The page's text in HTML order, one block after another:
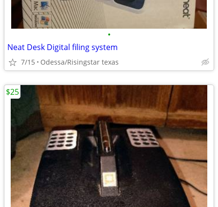
•
Neat Desk Digital filing system
7/15 Odessa/Risingstar texas
$25